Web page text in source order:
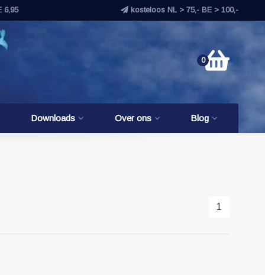
6,95 kosteloos NL > 75,- BE > 100,-
0
Downloads Over ons Blog
1